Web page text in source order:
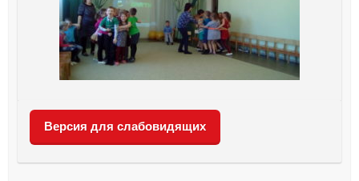
Версия для слабовидящих